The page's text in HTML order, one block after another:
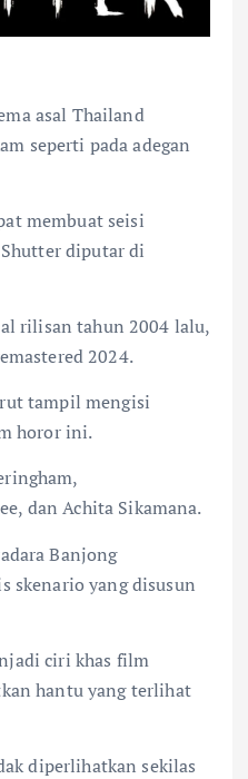
asal Thailand
seperti pada adegan
membuat seisi
diputar di
rilisan tahun 2004 lalu,
2024.
tampil mengisi
horor ini.
dan Achita Sikamana.
Banjong
skenario yang disusun
ciri khas film
hantu yang terlihat
diperlihatkan sekilas